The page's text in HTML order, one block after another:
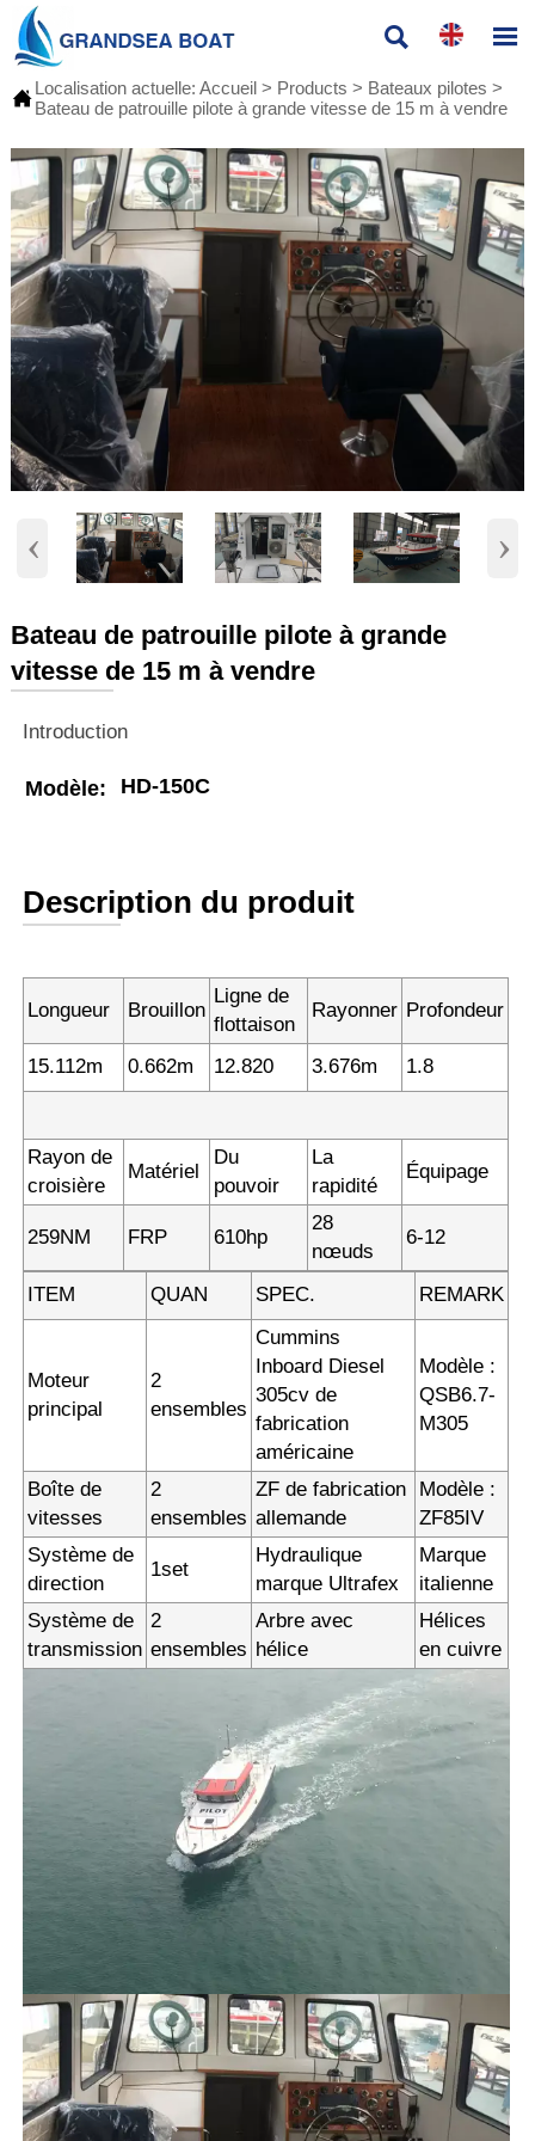
 
Localisation actuelle: Accueil> Products > Bateaux pilotes >
Bateau de patrouille pilote à grande vitesse de 15 m à vendre
‹ ›
Bateau de patrouille pilote à grande
vitesse de 15 m à vendre
Introduction
Modèle: HD-150C
Description du produit
Longueur Brouillon
Ligne de
flottaison
Rayonner Profondeur
15.112m 0.662m 12.820 3.676m 1.8
Rayon de
croisière
Matériel
Du
pouvoir
La
rapidité
Équipage
259NM FRP 610hp
28
nœuds
6-12
ITEM QUAN SPEC. REMARK
Moteur
principal
2
ensembles
Cummins
Inboard Diesel
305cv de
fabrication
américaine
Modèle :
QSB6.7-
M305
Boîte de
vitesses
2
ensembles
ZF de fabrication
allemande
Modèle :
ZF85IV
Système de
direction
1set
Hydraulique
marque Ultrafex
Marque
italienne
Système de
transmission
2
ensembles
Arbre avec
hélice
Hélices
en cuivre